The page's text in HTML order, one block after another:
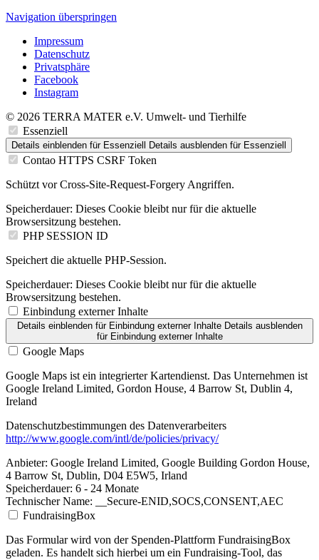
Navigation überspringen
Impressum
Datenschutz
Privatsphäre
Facebook
Instagram
© 2026 TERRA MATER e.V. Umwelt- und Tierhilfe
Essenziell
Details einblenden für Essenziell Details ausblenden für Essenziell
Contao HTTPS CSRF Token
Schützt vor Cross-Site-Request-Forgery Angriffen.
Speicherdauer: Dieses Cookie bleibt nur für die aktuelle
Browsersitzung bestehen.
PHP SESSION ID
Speichert die aktuelle PHP-Session.
Speicherdauer: Dieses Cookie bleibt nur für die aktuelle
Browsersitzung bestehen.
Einbindung externer Inhalte
Details einblendenfür Einbindung externer Inhalte Details ausblenden
für Einbindung externer Inhalte
Google Maps
Google Maps ist ein integrierter Kartendienst. Das Unternehmen ist
Google Ireland Limited, Gordon House, 4 Barrow St, Dublin 4,
Ireland
Datenschutzbestimmungen des Datenverarbeiters
http://www.google.com/intl/de/policies/privacy/
Anbieter: Google Ireland Limited, Google Building Gordon House,
4 Barrow St, Dublin, D04 E5W5, Irland
Speicherdauer: 6 - 24 Monate
Technischer Name: __Secure-ENID,SOCS,CONSENT,AEC
FundraisingBox
Das Formular wird von der Spenden-Plattform FundraisingBox
geladen. Es handelt sich hierbei um ein Fundraising-Tool, das